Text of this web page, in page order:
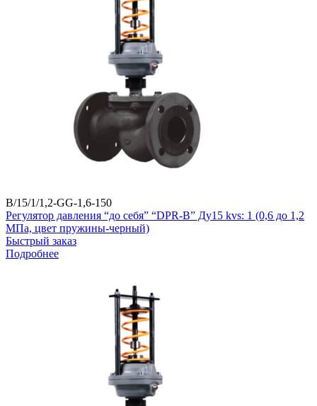
B/15/1/1,2-GG-1,6-150
Регулятор давления “до себя” “DPR-B” Ду15 kvs: 1 (0,6 до 1,2
МПа, цвет пружины-черный)
Быстрый заказ
Подробнее